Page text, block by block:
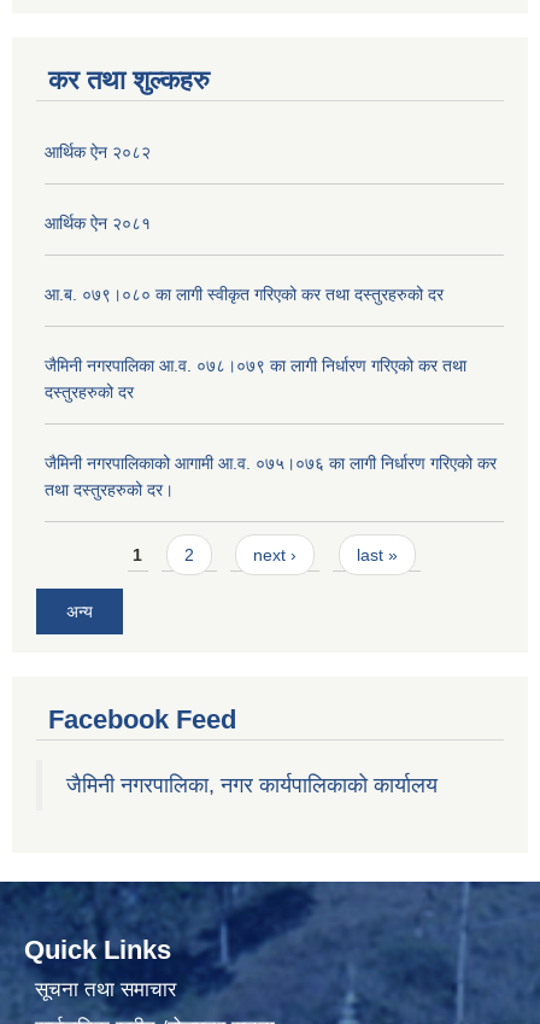
कर तथा शुल्कहरु
आर्थिक ऐन २०८२
आर्थिक ऐन २०८१
आ.ब. ०७९।०८० का लागी स्वीकृत गरिएको कर तथा दस्तुरहरुको दर
जैमिनी नगरपालिका आ.व. ०७८।०७९ का लागी निर्धारण गरिएको कर तथा
दस्तुरहरुको दर
जैमिनी नगरपालिकाको आगामी आ.व. ०७५।०७६ का लागी निर्धारण गरिएको कर
तथा दस्तुरहरुको दर।
Pages1 2 next › last »
अन्य
Facebook Feed
जैमिनी नगरपालिका, नगर कार्यपालिकाको कार्यालय
Quick Links
सूचना तथा समाचार